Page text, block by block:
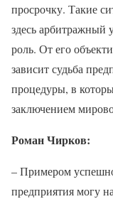
просрочку. Такие
здесь
роль. От его
зависит судьба
процедуры, в
заключением
Роман Чирков:
– Примером
предприятия могу